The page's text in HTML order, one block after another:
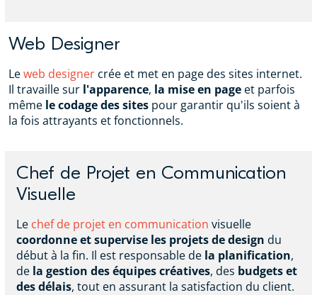
Web Designer
Leweb designer crée et met en page des sites internet.
Il travaille sur l'apparence, la mise en page et parfois
même le codage des sites pour garantir qu'ils soient à
la fois attrayants et fonctionnels.
Chef de Projet en Communication
Visuelle
Le chef de projet en communication visuelle
coordonne et supervise les projets de design du
début à la fin. Il est responsable de la planification,
de la gestion des équipes créatives, des budgets et
des délais, tout en assurant la satisfaction du client.